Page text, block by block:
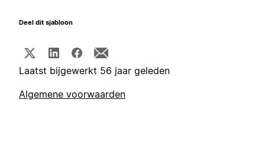
Deel dit sjabloon
Laatst bijgewerkt 56 jaar geleden
Algemene voorwaarden